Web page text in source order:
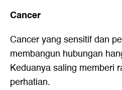
Cancer
Cancer yang sensitif dan
membangun hubungan
Keduanya saling memberi
perhatian.